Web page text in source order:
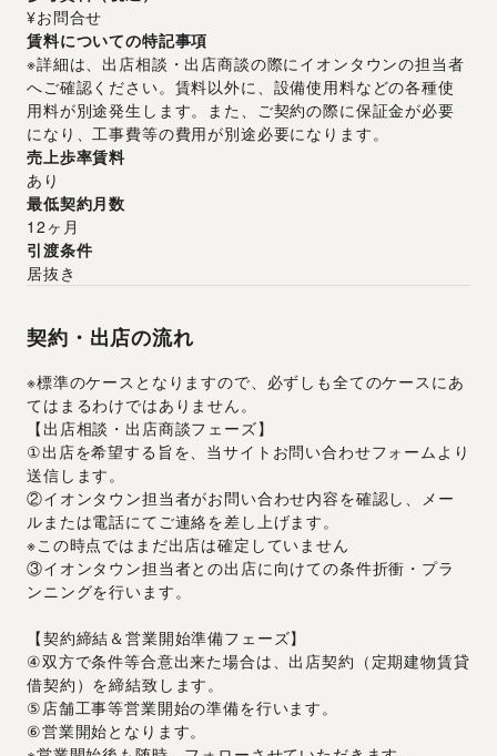
¥お問合せ
賃料についての特記事項
※詳細は、出店相談・出店商談の際にイオンタウンの担当者
へご確認ください。賃料以外に、設備使用料などの各種使
用料が別途発生します。また、ご契約の際に保証金が必要
になり、工事費等の費用が別途必要になります。
売上歩率賃料
あり
最低契約月数
12ヶ月
引渡条件
居抜き
契約・出店の流れ
※標準のケースとなりますので、必ずしも全てのケースにあ
てはまるわけではありません。
【出店相談・出店商談フェーズ】
①出店を希望する旨を、当サイトお問い合わせフォームより
送信します。
②イオンタウン担当者がお問い合わせ内容を確認し、メー
ルまたは電話にてご連絡を差し上げます。
※この時点ではまだ出店は確定していません
③イオンタウン担当者との出店に向けての条件折衝・プラ
ンニングを行います。
【契約締結＆営業開始準備フェーズ】
④双方で条件等合意出来た場合は、出店契約（定期建物賃貸
借契約）を締結致します。
⑤店舗工事等営業開始の準備を行います。
⑥営業開始となります。